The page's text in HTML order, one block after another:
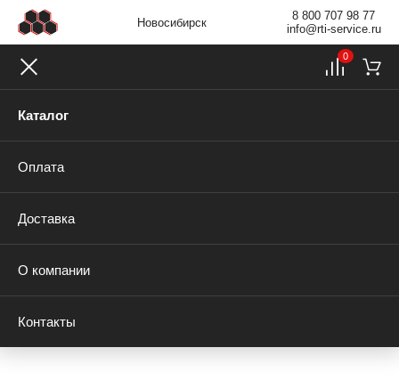
Новосибирск
8 800 707 98 77
info@rti-service.ru
Каталог
Оплата
Доставка
О компании
Контакты
0